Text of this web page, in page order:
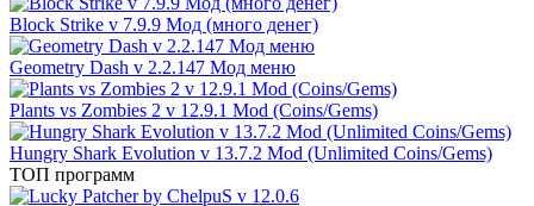
Block Strike v 7.9.9 Мод (много денег)
Geometry Dash v 2.2.147 Мод меню
Plants vs Zombies 2 v 12.9.1 Mod (Coins/Gems)
Hungry Shark Evolution v 13.7.2 Mod (Unlimited Coins/Gems)
ТОП программ